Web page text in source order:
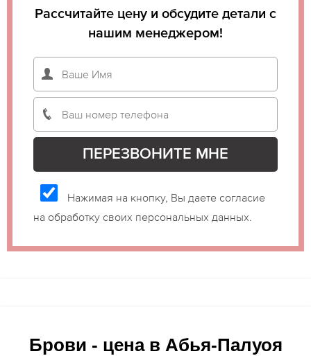
Рассчитайте цену и обсудите детали с
нашим менеджером!
Нажимая на кнопку, Вы даете согласие
на обработку своих персональных данных.
Брови - цена в Абья-Палуоя